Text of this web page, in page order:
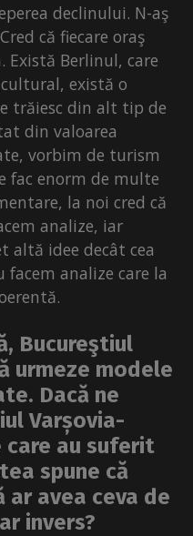
declinului. N-aş
că fiecare oraş
Berlinul, care
există o
trăiesc din alt tip de
din valoarea
vorbim de turism
fac enorm de multe
la noi cred că
analize, iar
altă idee decât cea
facem analize care la
Bucureştiul
urmeze modele
Dacă ne
Varșovia-
care au suferit
spune că
avea ceva de
invers?